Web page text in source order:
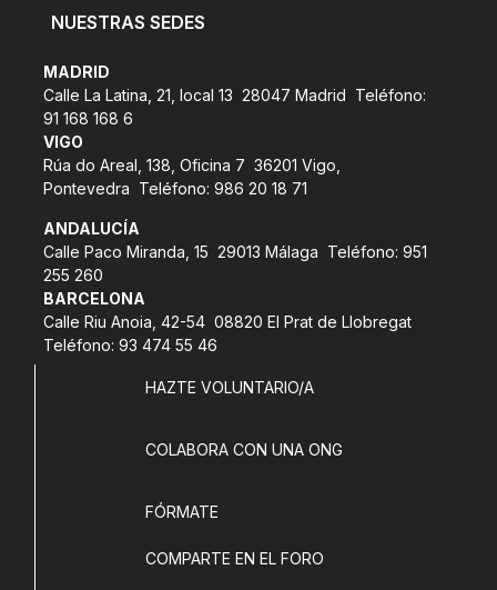
NUESTRAS SEDES
MADRID
Calle La Latina, 21, local 13 28047 Madrid Teléfono:
91 168 168 6
VIGO
Rúa do Areal, 138, Oficina 7 36201 Vigo,
Pontevedra Teléfono: 986 20 18 71
ANDALUCÍA
Calle Paco Miranda, 15 29013 Málaga Teléfono: 951
255 260
BARCELONA
Calle Riu Anoia, 42-54 08820 El Prat de Llobregat
Teléfono: 93 474 55 46
HAZTE VOLUNTARIO/A
COLABORA CON UNA ONG
FÓRMATE
COMPARTE EN EL FORO
Fundesplai als mitjans
Xarxes socials
COL·LABORA
Fes voluntariat
Fes un donatiu
Treballa amb nosaltres